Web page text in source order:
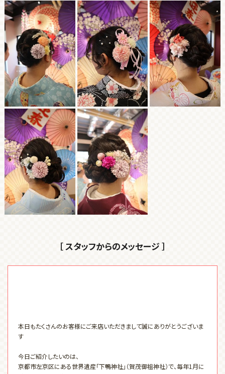
［ スタッフからのメッセージ ］
本日もたくさんのお客様にご来店いただきまして誠にありがとうございま
す
今日ご紹介したいのは、
京都市左京区にある世界遺産「下鴨神社」（賀茂御祖神社）で、毎年1月に